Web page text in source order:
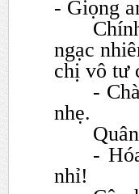
- Giọng
ngạc
chị vô tư
-
nhẹ.
-
nhỉ!